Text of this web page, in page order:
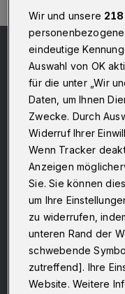
Wir und unsere 218
eindeutige
Auswahl von OK
für die unter „Wir
Daten, um Ihnen
Zwecke. Durch
Widerruf Ihrer
Wenn Tracker
Anzeigen
Sie. Sie können
um Ihre
zu widerrufen,
unteren Rand der
schwebende
zutreffend]. Ihre
Website. Weitere